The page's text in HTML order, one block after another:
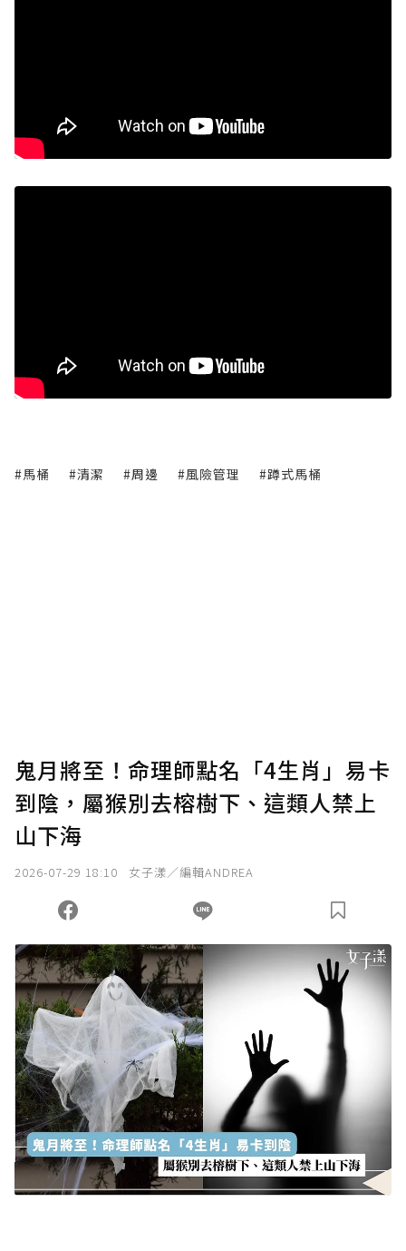
#馬桶 #清潔 #周邊 #風險管理 #蹲式馬桶
鬼月將至！命理師點名「4生肖」易卡
到陰，屬猴別去榕樹下、這類人禁上
山下海
2026-07-29 18:10 女子漾／編輯ANDREA